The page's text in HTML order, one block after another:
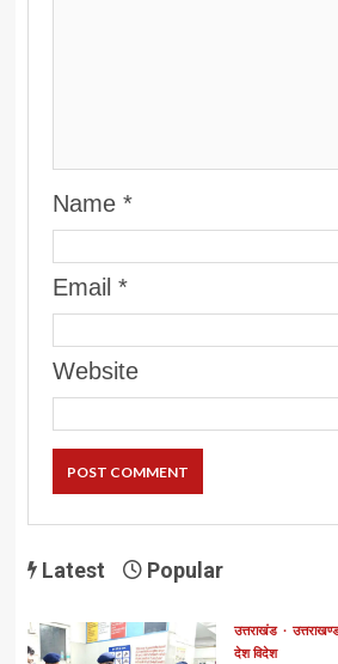
Name*
Email*
Website
Latest Popular
उत्तराखंड
देश विदेश